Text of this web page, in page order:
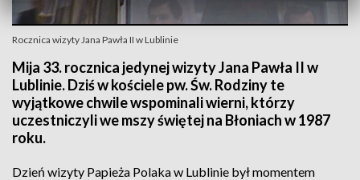
Rocznica wizyty Jana Pawła II w Lublinie
Mija 33. rocznica jedynej wizyty Jana Pawła II w
Lublinie. Dziś w kościele pw. Św. Rodziny te
wyjątkowe chwile wspominali wierni, którzy
uczestniczyli we mszy świętej na Błoniach w 1987
roku.
Dzień wizyty Papieża Polaka w Lublinie był momentem